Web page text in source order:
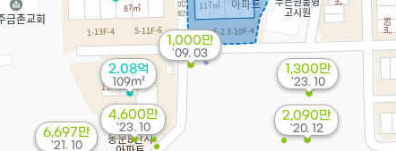
2.08억
109m²
1,300만
'23. 10
4,600만
'23. 10
6,697만
'21. 10
2,090만
'20. 12
1,000만
'09. 03